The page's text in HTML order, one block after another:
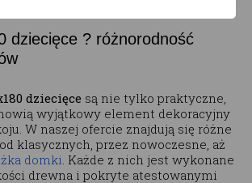
dziecięce ? różnorodność
dziecięce są nie tylko praktyczne,
wyjątkowy element dekoracyjny
W naszej ofercie znajdują się różne
klasycznych, przez nowoczesne, aż
domki. Każde z nich jest wykonane
drewna i pokryte atestowanymi